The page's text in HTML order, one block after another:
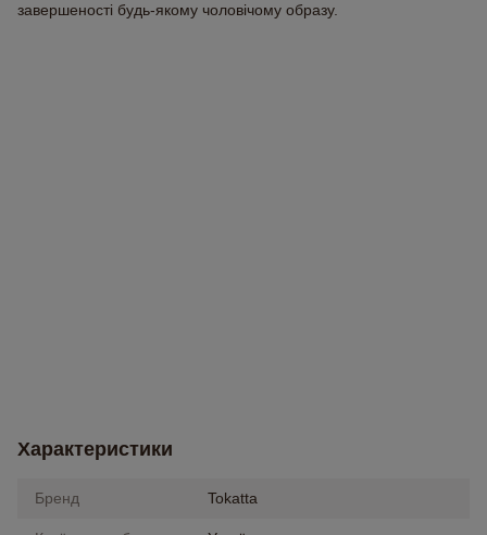
завершеності будь-якому чоловічому образу.
Характеристики
Бренд Tokatta